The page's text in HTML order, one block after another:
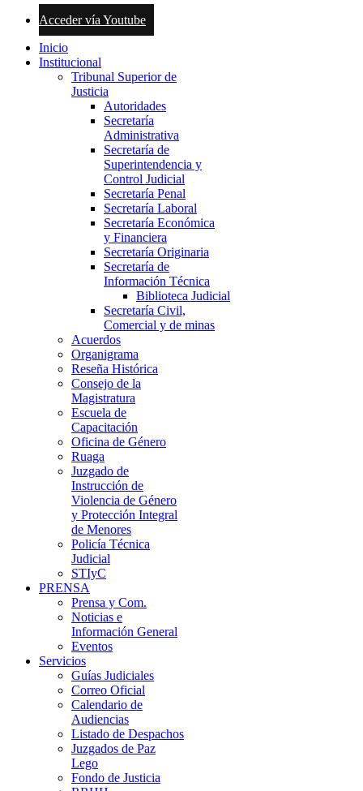
Acceder vía Youtube
Inicio
Institucional
Tribunal Superior de
Justicia
Autoridades
Secretaría
Administrativa
Secretaría de
Superintendencia y
Control Judicial
Secretaría Penal
Secretaría Laboral
Secretaría Económica
y Financiera
Secretaría Originaria
Secretaría de
Información Técnica
Biblioteca Judicial
Secretaría Civil,
Comercial y de minas
Acuerdos
Organigrama
Reseña Histórica
Consejo de la
Magistratura
Escuela de
Capacitación
Oficina de Género
Ruaga
Juzgado de
Instrucción de
Violencia de Género
y Protección Integral
de Menores
Policía Técnica
Judicial
STIyC
PRENSA
Prensa y Com.
Noticias e
Información General
Eventos
Servicios
Guías Judiciales
Correo Oficial
Calendario de
Audiencias
Listado de Despachos
Juzgados de Paz
Lego
Fondo de Justicia